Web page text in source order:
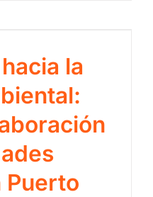
la
Puerto